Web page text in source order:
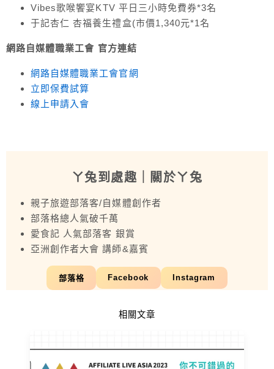
Vibes歌喉饗宴KTV 平日三小時免費券*3名
于記杏仁 杏福養生禮盒(市價1,340元*1名
網路自媒體職業工會 官方連結
網路自媒體職業工會官網
立即保費試算
線上申請入會
ㄚ兔到處趣 ｜關於ㄚ兔
親子旅遊部落客/自媒體創作者
部落格總人氣破千萬
愛食記 人氣部落客 銀賞
亞洲創作者大會 講師&嘉賓
部落格 Facebook Instagram
相關文章